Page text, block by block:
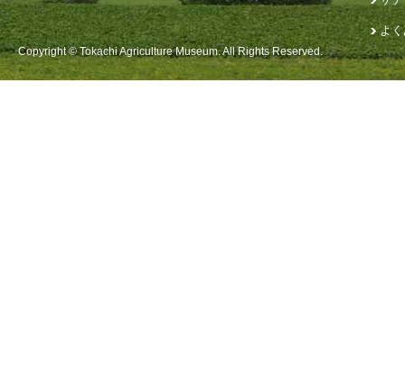
よ
Copyright © Tokachi Agriculture Museum. All Rights Reserved.